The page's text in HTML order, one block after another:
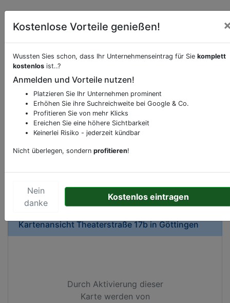
Beschreibung & Services von
Sie möchten eine Beschreibung, Dienstleistung
oder andere relevante Informationen hinzufügen?
Klicken Sie bittehierum uns zu kontaktieren.
Gerne erweitern wir Ihren Firmeneintrag um
Sonderangebote odere besondere Services, die
Ihren Wettbewerbern abheben.
KartenansichtTheaterstraße 17binGöttingen
Durch Aktivierung dieser
Karte werden von
Kostenlose Vorteile genießen!
Wussten Sies schon, dass Ihr Unternehmenseintrag für Sie komplett
kostenlos ist..?
Anmelden und Vorteile nutzen!
Platzieren Sie Ihr Unternehmen prominent
Erhöhen Sie ihre Suchreichweite bei Google & Co.
Profitieren Sie von mehr Klicks
Ereichen Sie eine höhere Sichtbarkeit
Keinerlei Risiko - jederzeit kündbar
Nicht überlegen, sondern profitieren!
Nein
danke
Kostenlos eintragen